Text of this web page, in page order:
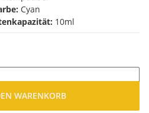
Cyan
10ml
WARENKORB